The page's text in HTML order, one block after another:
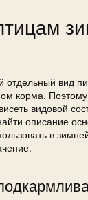
вид
корма.
видовой
описание
в